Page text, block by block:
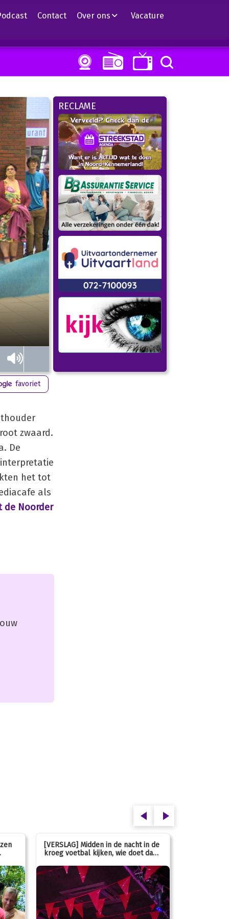
Contact Over ons Vacature
RECLAME
favoriet
zwaard.
De
het tot
als
de Noorder
[VERSLAG] Midden in de nacht in de
kroeg voetbal kijken, wie doet dan